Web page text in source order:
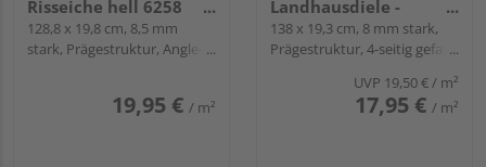
Risseiche hell 6258
Landhausdiele -
MeisterDesign.
128,8 x 19,8 cm, 8,5 mm
stark, Prägestruktur, Angle-
19,95 € / m²
Landhausdiele -
Comfort 32
138 x 19,3 cm, 8 mm stark,
Prägestruktur, 4-seitig gefast,
UVP 19,50 €/ m²
17,95 € / m²